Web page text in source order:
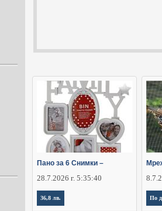
Пано за 6 Снимки –
28.7.2026 г. 5:35:40
36,8 лв. По